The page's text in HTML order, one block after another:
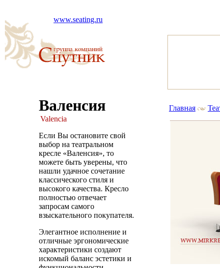
www.seating.ru
Валенсия
Valencia
Если Вы остановите свой
выбор на театральном
кресле «Валенсия», то
можете быть уверены, что
нашли удачное сочетание
классического стиля и
высокого качества. Кресло
полностью отвечает
запросам самого
взыскательного покупателя.
Элегантное исполнение и
отличные эргономические
характеристики создают
искомый баланс эстетики и
Главная